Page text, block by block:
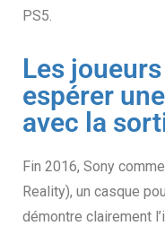
PS5.
Les
espérer
avec la
Fin 2016, Sony
Reality), un casque
démontre clairement